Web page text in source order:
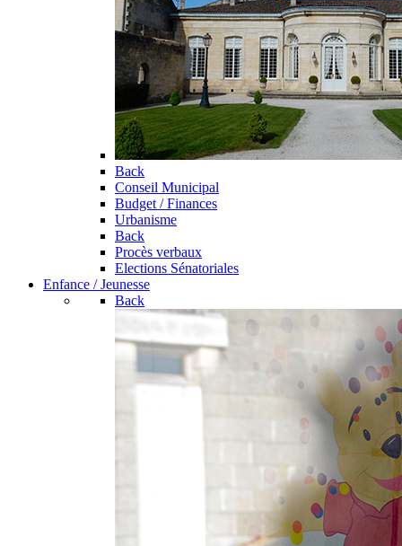
Back
Conseil Municipal
Budget / Finances
Urbanisme
Back
Procès verbaux
Elections Sénatoriales
Enfance / Jeunesse
Back